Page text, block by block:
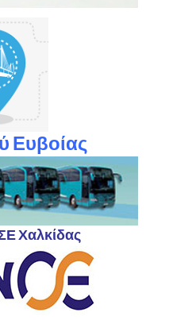
Ευβοίας
Χαλκίδας